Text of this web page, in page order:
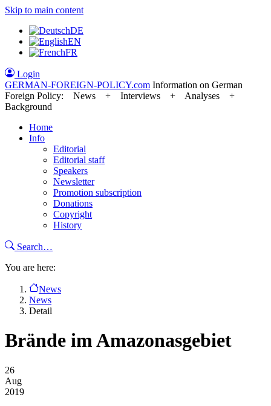
Skip to main content
DE
EN
FR
Login
GERMAN-FOREIGN-POLICY.com Information on German
Foreign Policy: News + Interviews + Analyses +
Background
Home
Info
Editorial
Editorial staff
Speakers
Newsletter
Promotion subscription
Donations
Copyright
History
Search…
You are here:
News
News
Detail
Brände im Amazonasgebiet
26
Aug
2019